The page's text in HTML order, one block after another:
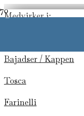
–
Medvirker i:
Bajadser / Kappen
Tosca
Farinelli